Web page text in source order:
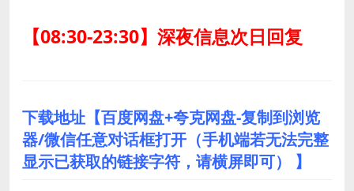
【08:30-23:30】深夜信息次日回复
下载地址【百度网盘+夸克网盘-复制到浏览
器/微信任意对话框打开（手机端若无法完整
显示已获取的链接字符，请横屏即可） 】